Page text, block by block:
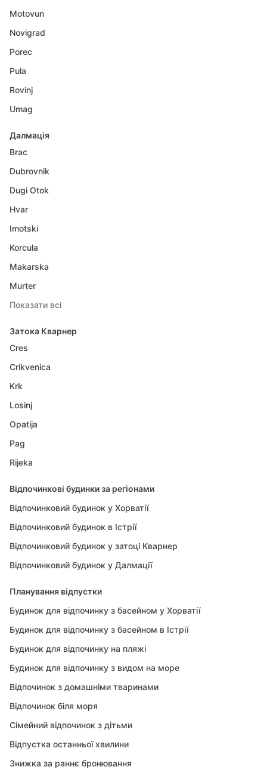
Motovun
Novigrad
Porec
Pula
Rovinj
Umag
Далмація
Brac
Dubrovnik
Dugi Otok
Hvar
Imotski
Korcula
Makarska
Murter
Показати всі
Затока Кварнер
Cres
Crikvenica
Krk
Losinj
Opatija
Pag
Rijeka
Відпочинкові будинки за регіонами
Відпочинковий будинок у Хорватії
Відпочинковий будинок в Істрії
Відпочинковий будинок у затоці Кварнер
Відпочинковий будинок у Далмації
Планування відпустки
Будинок для відпочинку з басейном у Хорватії
Будинок для відпочинку з басейном в Істрії
Будинок для відпочинку на пляжі
Будинок для відпочинку з видом на море
Відпочинок з домашніми тваринами
Відпочинок біля моря
Сімейний відпочинок з дітьми
Відпустка останньої хвилини
Знижка за раннє бронювання